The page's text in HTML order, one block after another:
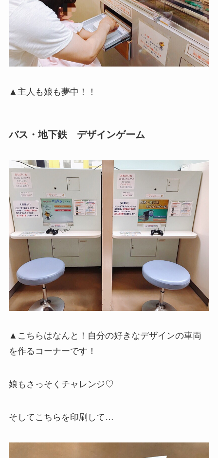
▲主人も娘も夢中！！
バス・地下鉄 デザインゲーム
▲こちらはなんと！自分の好きなデザインの車両
を作るコーナーです！
娘もさっそくチャレンジ♡
そしてこちらを印刷して…